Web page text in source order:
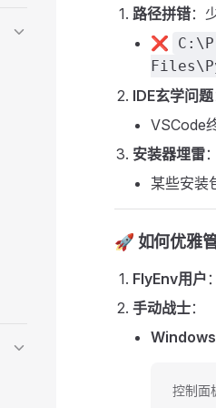
路径拼错：
❌
IDE玄学问题
VSCode
安装器埋雷
某些安装
🚀 如何优雅
FlyEnv用户
手动战士：
Windows
控制